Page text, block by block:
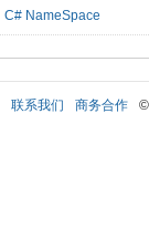
C# NameSpace
联系我们 商务合作